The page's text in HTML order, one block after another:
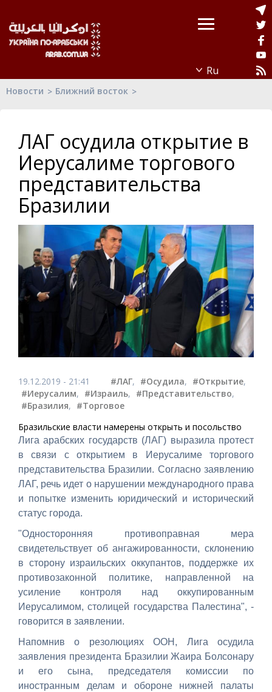
Новости Ближний восток
ЛАГ осудила открытие в
Иерусалиме торгового
представительства
Бразилии
19.12.2019 - 21:41 #ЛАГ, #Осудила, #Открытие,
#Иерусалим, #Израиль, #Представительство,
#Бразилия, #Торговое
Бразильские власти намерены открыть и посольство
Лига арабских государств (ЛАГ) выразила протест
в связи с открытием в Иерусалиме торгового
представительства Бразилии. Согласно заявлению
ЛАГ, речь идет о нарушении международного права
и попытке изменить юридический и исторический
статус города.
"Односторонняя противоправная мера
свидетельствует об ангажированности, склонению
в сторону израильских оккупантов, поддержке их
противозаконной политике, направленной на
усиление контроля над оккупированным
Иерусалимом, столицей государства Палестина", -
говорится в заявлении.
Напомнив о резолюциях ООН, Лига осудила
заявления президента Бразилии Жаира Болсонару
и его сына, председателя комиссии по
иностранным делам и обороне нижней палаты